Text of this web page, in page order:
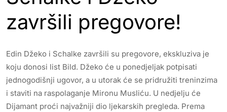
završili pregovore!
Edin Džeko i Schalke završili su pregovore, ekskluziva je
koju donosi list Bild. Džeko će u ponedjeljak potpisati
jednogodišnji ugovor, a u utorak će se pridružiti treninzima
i staviti na raspolaganje Mironu Musliću. U nedjelju će
Dijamant proći najvažniji dio ljekarskih pregleda. Prema